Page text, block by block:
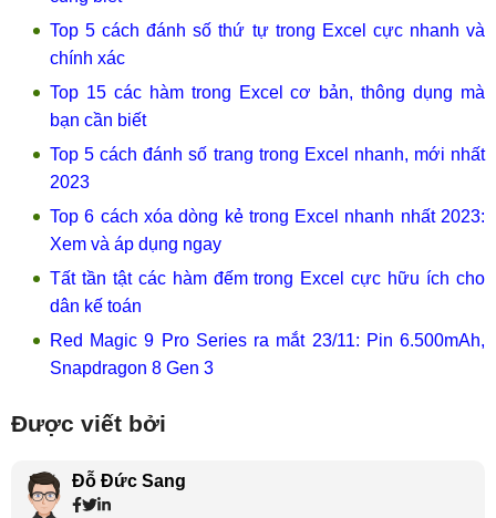
Top 5 cách đánh số thứ tự trong Excel cực nhanh và
chính xác
Top 15 các hàm trong Excel cơ bản, thông dụng mà
bạn cần biết
Top 5 cách đánh số trang trong Excel nhanh, mới nhất
2023
Top 6 cách xóa dòng kẻ trong Excel nhanh nhất 2023:
Xem và áp dụng ngay
Tất tần tật các hàm đếm trong Excel cực hữu ích cho
dân kế toán
Red Magic 9 Pro Series ra mắt 23/11: Pin 6.500mAh,
Snapdragon 8 Gen 3
Được viết bởi
Đỗ Đức Sang